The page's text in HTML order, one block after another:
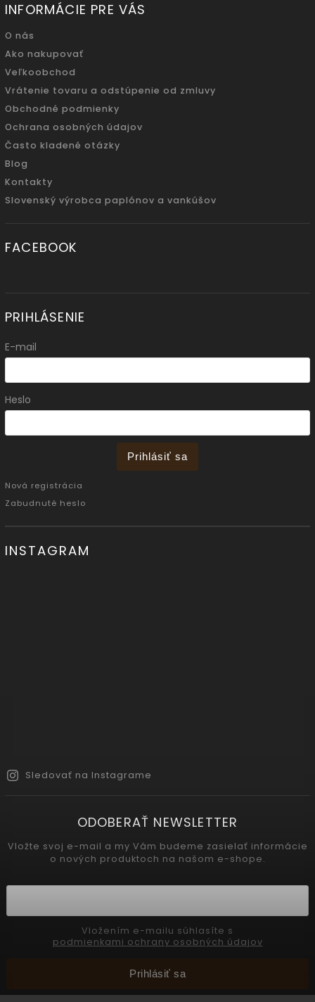
INFORMÁCIE PRE VÁS
O nás
Ako nakupovať
Veľkoobchod
Vrátenie tovaru a odstúpenie od zmluvy
Obchodné podmienky
Ochrana osobných údajov
Často kladené otázky
Blog
Kontakty
Slovenský výrobca paplónov a vankúšov
FACEBOOK
PRIHLÁSENIE
E-mail
Heslo
Prihlásiť sa
Nová registrácia
Zabudnuté heslo
INSTAGRAM
Sledovať na Instagrame
ODOBERAŤ NEWSLETTER
Vložte svoj e-mail a my Vám budeme zasielať informácie
o nových produktoch na našom e-shope.
podmienkami ochrany osobných údajov
Prihlásiť sa